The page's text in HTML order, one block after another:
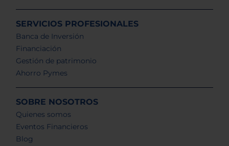
SERVICIOS PROFESIONALES
Banca de Inversión
Financiación
Gestión de patrimonio
Ahorro Pymes
SOBRE NOSOTROS
Quienes somos
Eventos Financieros
Blog